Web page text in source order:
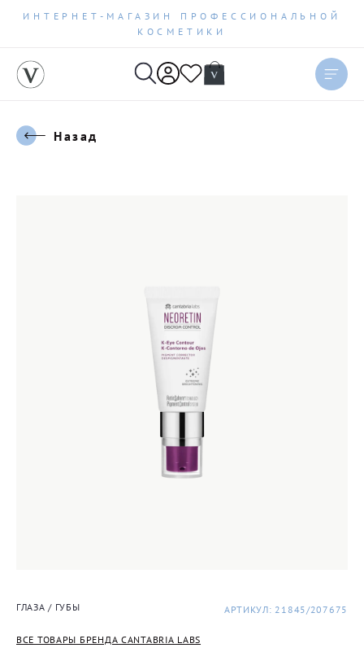
ИНТЕРНЕТ-МАГАЗИН ПРОФЕССИОНАЛЬНОЙ
КОСМЕТИКИ
Назад
ГЛАЗА / ГУБЫ
ВСЕ ТОВАРЫ БРЕНДА CANTABRIA LABS
АРТИКУЛ: 21845/207675